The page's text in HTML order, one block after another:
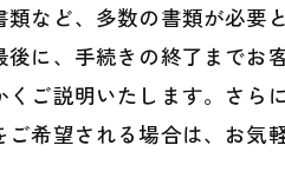
など、多数の書類が必要
に、手続きの終了までお
ご説明いたします。さら
希望される場合は、お気